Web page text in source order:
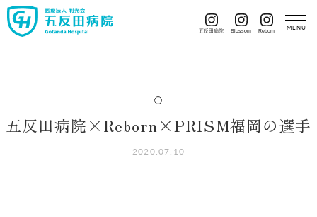
五反田病院 Blossom Reborn
五反田病院×Reborn×PRISM福岡の選手
2020.07.10